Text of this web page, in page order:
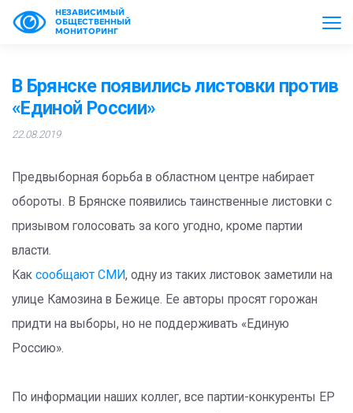
НЕЗАВИСИМЫЙ
ОБЩЕСТВЕННЫЙ
МОНИТОРИНГ
В Брянске появились листовки против
«Единой России»
22.08.2019
Предвыборная борьба в областном центре набирает
обороты. В Брянске появились таинственные листовки с
призывом голосовать за кого угодно, кроме партии
власти.
Как сообщают СМИ, одну из таких листовок заметили на
улице Камозина в Бежице. Ее авторы просят горожан
придти на выборы, но не поддерживать «Единую
Россию».
По информации наших коллег, все партии-конкуренты ЕР